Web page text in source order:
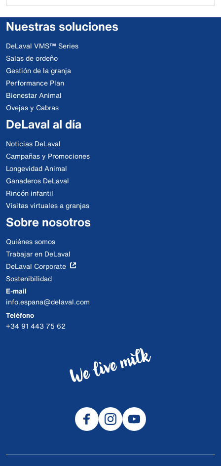
Nuestras soluciones
DeLaval VMS™ Series
Salas de ordeño
Gestión de la granja
Performance Plan
Bienestar Animal
Ovejas y Cabras
DeLaval al día
Noticias DeLaval
Campañas y Promociones
Longevidad Animal
Ganaderos DeLaval
Rincón infantil
Visitas virtuales a granjas
Sobre nosotros
Quiénes somos
Trabajar en DeLaval
DeLaval Corporate
Sostenibilidad
E-mail
info.espana@delaval.com
Teléfono
+34 91 443 75 62